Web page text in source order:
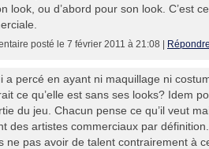
look, ou d’abord pour son look. C’est
posté le 7 février 2011 à 21:08 |
a percé en ayant ni maquillage ni
ce qu’elle est sans ses looks? Idem
du jeu. Chacun pense ce qu’il veut
des artistes commerciaux par
ne pas avoir de talent contrairement à